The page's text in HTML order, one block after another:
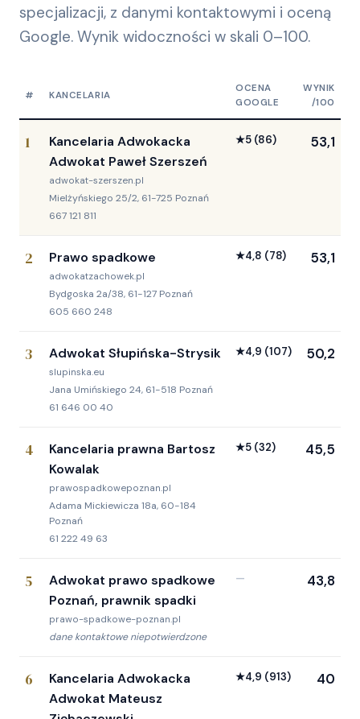
specjalizacji, z danymi kontaktowymi i oceną
Google. Wynik widoczności w skali 0–100.
# KANCELARIA
OCENA
GOOGLE
WYNIK
/100
1
Kancelaria Adwokacka
Adwokat Paweł Szerszeń
adwokat-szerszen.pl
Mielżyńskiego 25/2, 61-725 Poznań
667 121 811
★5 (86) 53,1
2 Prawo spadkowe
adwokatzachowek.pl
Bydgoska 2a/38, 61-127 Poznań
605 660 248
★4,8 (78) 53,1
3 Adwokat Słupińska-Strysik
slupinska.eu
Jana Umińskiego 24, 61-518 Poznań
61 646 00 40
★4,9 (107) 50,2
4
Kancelaria prawna Bartosz
Kowalak
prawospadkowepoznan.pl
Adama Mickiewicza 18a, 60-184
Poznań
61 222 49 63
★5 (32) 45,5
5
Adwokat prawo spadkowe
Poznań, prawnik spadki
prawo-spadkowe-poznan.pl
dane kontaktowe niepotwierdzone
— 43,8
6
Kancelaria Adwokacka
Adwokat Mateusz
★4,9 (913) 40